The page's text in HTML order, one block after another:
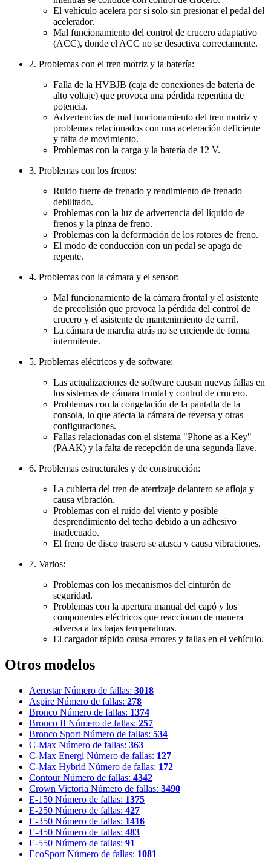
El vehículo acelera por sí solo sin presionar el pedal del
acelerador.
Mal funcionamiento del control de crucero adaptativo
(ACC), donde el ACC no se desactiva correctamente.
2. Problemas con el tren motriz y la batería:
Falla de la HVBJB (caja de conexiones de batería de
alto voltaje) que provoca una pérdida repentina de
potencia.
Advertencias de mal funcionamiento del tren motriz y
problemas relacionados con una aceleración deficiente
y falta de movimiento.
Problemas con la carga y la batería de 12 V.
3. Problemas con los frenos:
Ruido fuerte de frenado y rendimiento de frenado
debilitado.
Problemas con la luz de advertencia del líquido de
frenos y la pinza de freno.
Problemas con la deformación de los rotores de freno.
El modo de conducción con un pedal se apaga de
repente.
4. Problemas con la cámara y el sensor:
Mal funcionamiento de la cámara frontal y el asistente
de precolisión que provoca la pérdida del control de
crucero y el asistente de mantenimiento de carril.
La cámara de marcha atrás no se enciende de forma
intermitente.
5. Problemas eléctricos y de software:
Las actualizaciones de software causan nuevas fallas en
los sistemas de cámara frontal y control de crucero.
Problemas con la congelación de la pantalla de la
consola, lo que afecta la cámara de reversa y otras
configuraciones.
Fallas relacionadas con el sistema "Phone as a Key"
(PAAK) y la falta de recepción de una segunda llave.
6. Problemas estructurales y de construcción:
La cubierta del tren de aterrizaje delantero se afloja y
causa vibración.
Problemas con el ruido del viento y posible
desprendimiento del techo debido a un adhesivo
inadecuado.
El freno de disco trasero se atasca y causa vibraciones.
7. Varios:
Problemas con los mecanismos del cinturón de
seguridad.
Problemas con la apertura manual del capó y los
componentes eléctricos que reaccionan de manera
adversa a las bajas temperaturas.
El cargador rápido causa errores y fallas en el vehículo.
Otros modelos
Aerostar Número de fallas: 3018
Aspire Número de fallas: 278
Bronco Número de fallas: 1374
Bronco II Número de fallas: 257
Bronco Sport Número de fallas: 534
C-Max Número de fallas: 363
C-Max Energi Número de fallas: 127
C-Max Hybrid Número de fallas: 172
Contour Número de fallas: 4342
Crown Victoria Número de fallas: 3490
E-150 Número de fallas: 1375
E-250 Número de fallas: 427
E-350 Número de fallas: 1416
E-450 Número de fallas: 483
E-550 Número de fallas: 91
EcoSport Número de fallas: 1081